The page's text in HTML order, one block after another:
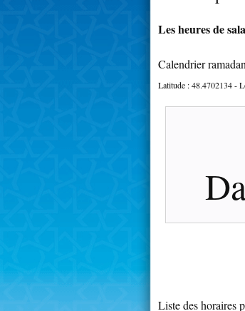
Les heures de
Calendrier
Latitude :48.4702134-
Liste des horaires